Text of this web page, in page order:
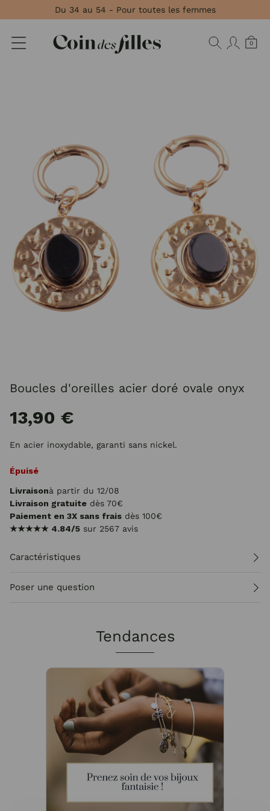
Du 34 au 54 - Pour toutes les femmes
0
Boucles d'oreilles acier doré ovale onyx
13,90 €
En acier inoxydable, garanti sans nickel.
Épuisé
Livraisonà partir du 12/08
Livraison gratuite dès 70€
Paiement en 3X sans frais dès 100€
★★★★★ 4.84/5 sur 2567 avis
Caractéristiques
Poser une question
Tendances
Panneau de gestion des cookies